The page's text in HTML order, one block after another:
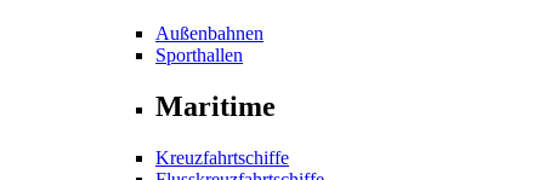
Außenbahnen
Sporthallen
Maritime
Kreuzfahrtschiffe